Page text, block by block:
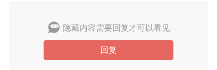
MOD下载 攻略教程 联机招募
隐藏内容需要回复才可以看见
回复